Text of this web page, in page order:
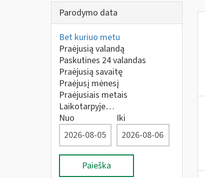
Parodymo data
Bet kuriuo metu
Praėjusią valandą
Paskutines 24 valandas
Praėjusią savaitę
Praėjusį mėnesį
Praėjusiais metais
Laikotarpyje…
Nuo
Iki
Paieška